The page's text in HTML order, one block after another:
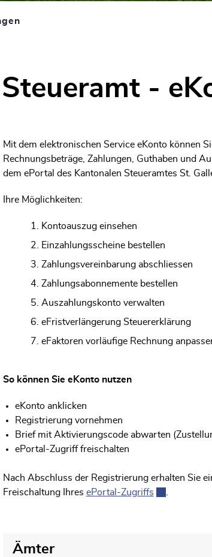
Steueramt -
Mit dem elektronischen Service eKonto können
Rechnungsbeträge, Zahlungen, Guthaben und
dem ePortal des Kantonalen Steueramtes St.
Ihre Möglichkeiten:
Kontoauszug einsehen
Einzahlungsscheine bestellen
Zahlungsvereinbarung abschliessen
Zahlungsabonnemente bestellen
Auszahlungskonto verwalten
eFristverlängerung Steuererklärung
eFaktoren vorläufige Rechnung
So können Sie eKonto nutzen
eKonto anklicken
Registrierung vornehmen
Brief mit Aktivierungscode abwarten
ePortal-Zugriff freischalten
Nach Abschluss der Registrierung erhalten Sie
Freischaltung Ihres ePortal-Zugriffs
Zugehörige Objekte
Ämter